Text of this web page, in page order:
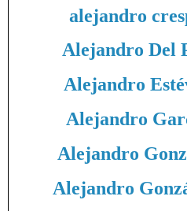
alejandro
Alejandro Del
Alejandro
Alejandro
Alejandro
Alejandro